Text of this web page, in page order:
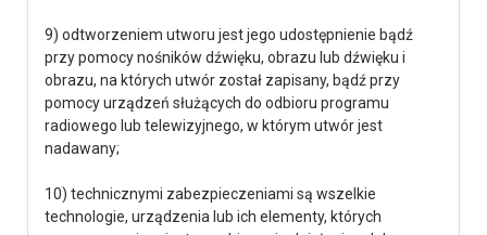
9) odtworzeniem utworu jest jego udostępnienie bądź
przy pomocy nośników dźwięku, obrazu lub dźwięku i
obrazu, na których utwór został zapisany, bądź przy
pomocy urządzeń służących do odbioru programu
radiowego lub telewizyjnego, w którym utwór jest
nadawany;
10) technicznymi zabezpieczeniami są wszelkie
technologie, urządzenia lub ich elementy, których